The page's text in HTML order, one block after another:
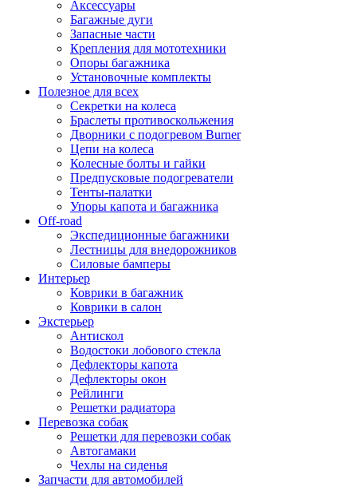
Аксессуары
Багажные дуги
Запасные части
Крепления для мототехники
Опоры багажника
Установочные комплекты
Полезное для всех
Секретки на колеса
Браслеты противоскольжения
Дворники с подогревом Burner
Цепи на колеса
Колесные болты и гайки
Предпусковые подогреватели
Тенты-палатки
Упоры капота и багажника
Off-road
Экспедиционные багажники
Лестницы для внедорожников
Силовые бамперы
Интерьер
Коврики в багажник
Коврики в салон
Экстерьер
Антискол
Водостоки лобового стекла
Дефлекторы капота
Дефлекторы окон
Рейлинги
Решетки радиатора
Перевозка собак
Решетки для перевозки собак
Автогамаки
Чехлы на сиденья
Запчасти для автомобилей